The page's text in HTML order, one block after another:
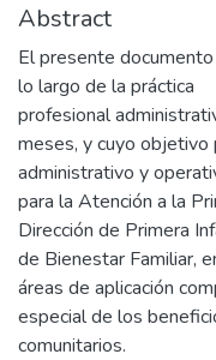
Abstract
El presente
lo largo de la práctica
profesional
meses, y cuyo objetivo
administrativo y
para la Atención a la
Dirección de Primera
de Bienestar Familiar,
áreas de aplicación
especial de los
comunitarios.